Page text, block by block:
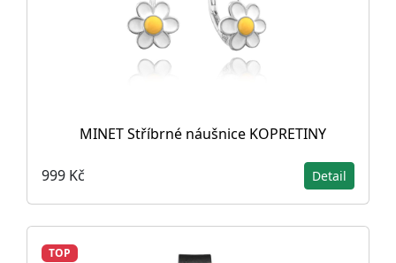
MINET Stříbrné náušnice KOPRETINY
999 Kč Detail
TOP